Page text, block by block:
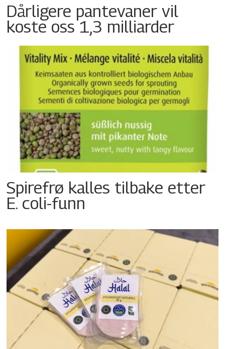
Dårligere pantevaner vil
koste oss 1,3 milliarder
Spirefrø kalles tilbake etter
E. coli-funn